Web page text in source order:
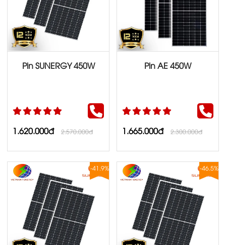
Pin SUNERGY 450W
1.620.000đ 2.570.000đ
Pin AE 450W
1.665.000đ 2.300.000đ
-41.9% -46.5%